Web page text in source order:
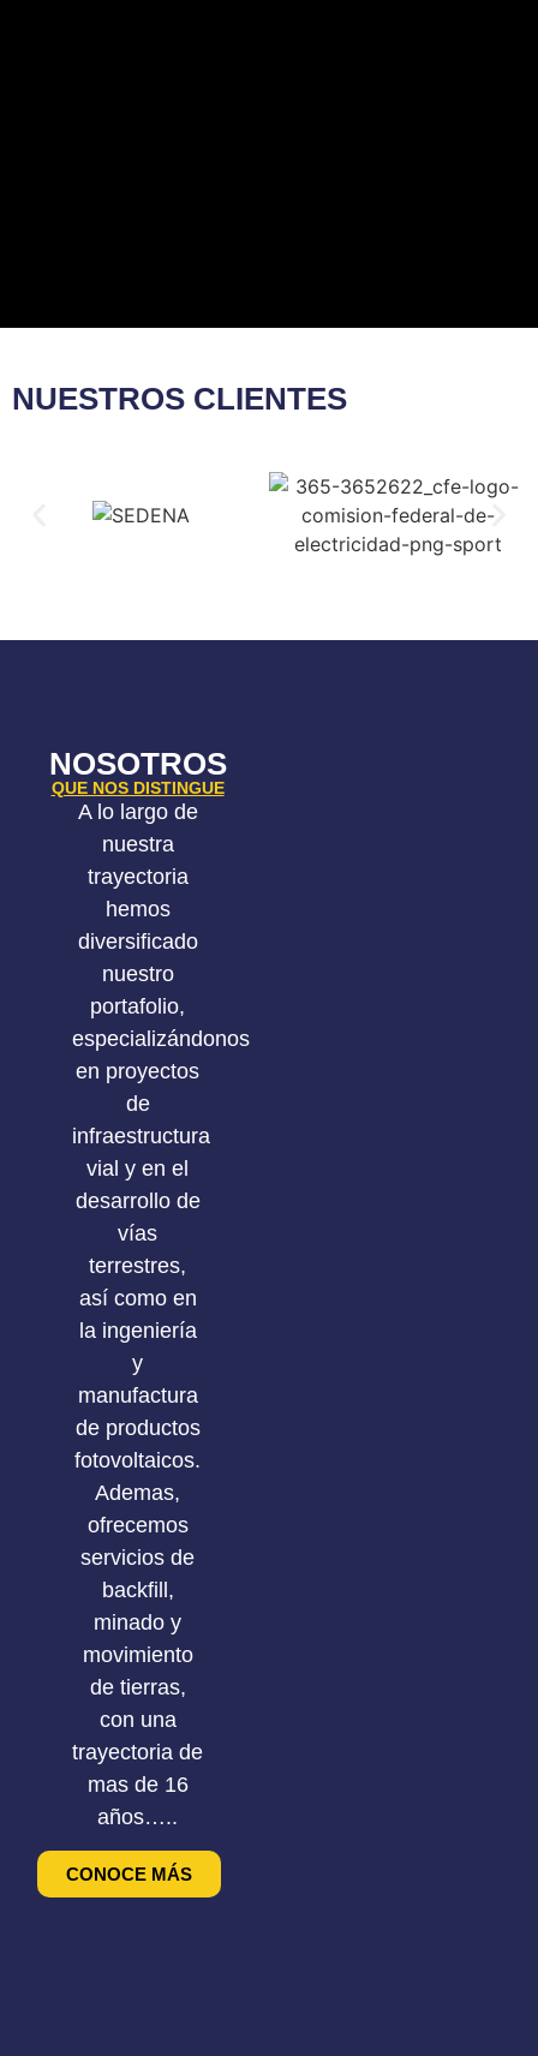
NUESTROS CLIENTES​
NOSOTROS
QUE NOS DISTINGUE
A lo largo de
nuestra
trayectoria
hemos
diversificado
nuestro
portafolio,
especializándonos
en proyectos
de
infraestructura
vial y en el
desarrollo de
vías
terrestres,
así como en
la ingeniería
y
manufactura
de productos
fotovoltaicos.
Ademas,
ofrecemos
servicios de
backfill,
minado y
movimiento
de tierras,
con una
trayectoria de
mas de 16
años…..
CONOCE MÁS